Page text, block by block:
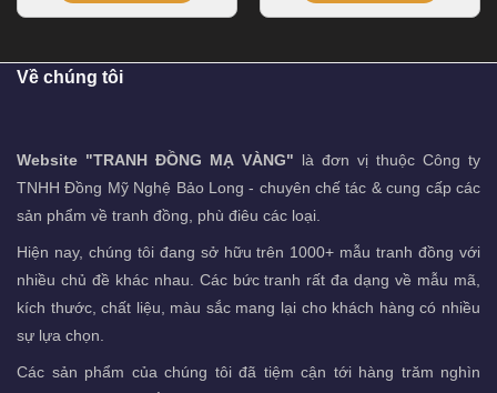
Về chúng tôi
Website "TRANH ĐỒNG MẠ VÀNG" là đơn vị thuộc Công ty
TNHH Đồng Mỹ Nghệ Bảo Long - chuyên chế tác & cung cấp các
sản phẩm về tranh đồng, phù điêu các loại.
Hiện nay, chúng tôi đang sở hữu trên 1000+ mẫu tranh đồng với
nhiều chủ đề khác nhau. Các bức tranh rất đa dạng về mẫu mã,
kích thước, chất liệu, màu sắc mang lại cho khách hàng có nhiều
sự lựa chọn.
Các sản phẩm của chúng tôi đã tiệm cận tới hàng trăm nghìn